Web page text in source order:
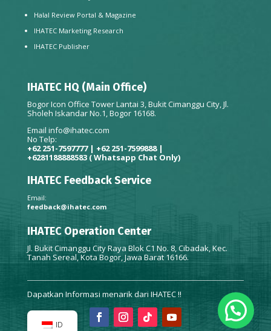
Halal Review Portal & Magazine
IHATEC Marketing Research
IHATEC Publisher
IHATEC HQ (Main Office)
Bogor Icon Office Tower Lantai 3, Bukit Cimanggu City, Jl.
Sholeh Iskandar No.1, Bogor 16168.
Email info@ihatec.com
No Telp:
+62 251-7597777 | +62 251-7599888 |
+6281188888583 ( Whatsapp Chat Only)
IHATEC Feedback Service
Email:
feedback@ihatec.com
IHATEC Operation Center
Jl. Bukit Cimanggu City Raya Blok C1 No. 8, Cibadak, Kec.
Tanah Sereal, Kota Bogor, Jawa Barat 16166.
Dapatkan Informasi menarik dari IHATEC !!
ID